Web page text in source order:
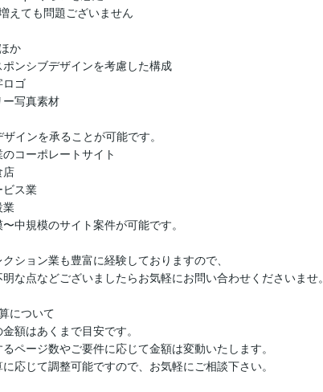
えても問題ございません
か
ポンシブデザインを考慮した構成
ロゴ
ー写真素材
インを承ることが可能です。
のコーポレートサイト
店
ビス業
業
中規模のサイト案件が可能です。
ション業も豊富に経験しておりますので、
な点などございましたらお気軽にお問い合わせくださいませ。
について
額はあくまで目安です。
ページ数やご要件に応じて金額は変動いたします。
応じて調整可能ですので、お気軽にご相談下さい。